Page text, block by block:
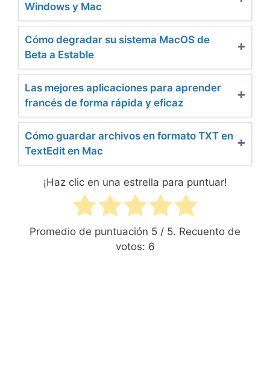
Windows y Mac
Cómo degradar su sistema MacOS de
Beta a Estable
Las mejores aplicaciones para aprender
francés de forma rápida y eficaz
Cómo guardar archivos en formato TXT en
TextEdit en Mac
¡Haz clic en una estrella para puntuar!
Promedio de puntuación 5 / 5. Recuento de
votos: 6